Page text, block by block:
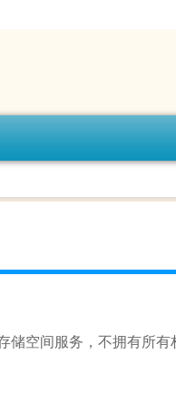
储空间服务，不拥有所有